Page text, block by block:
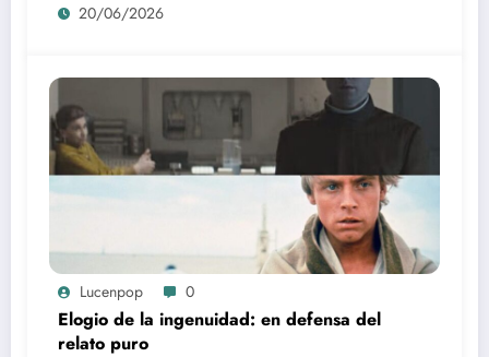
20/06/2026
Lucenpop 0
Elogio de la ingenuidad: en defensa del
relato puro